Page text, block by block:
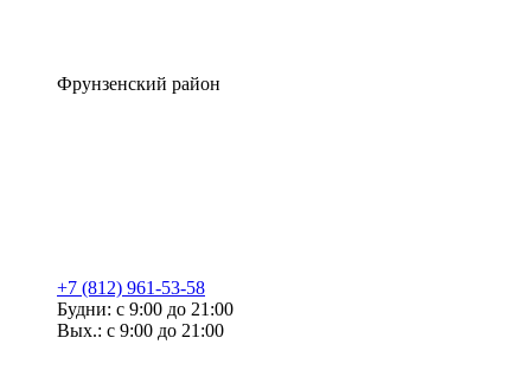
Фрунзенский район
+7 (812) 961-53-58
Будни: с 9:00 до 21:00
Вых.: с 9:00 до 21:00